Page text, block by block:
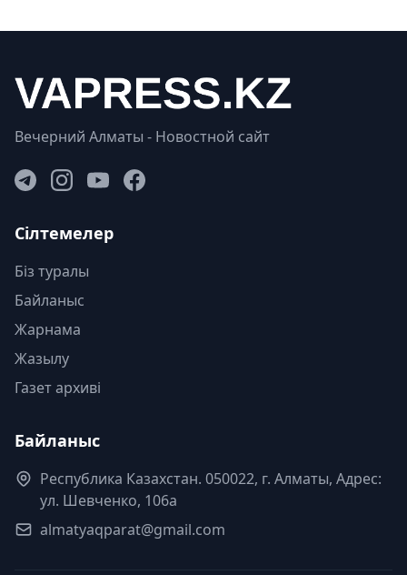
Вечерний Алматы - Новостной сайт
Сілтемелер
Біз туралы
Байланыс
Жарнама
Жазылу
Газет архиві
Байланыс
Республика Казахстан. 050022, г. Алматы, Адрес:
ул. Шевченко, 106а
almatyaqparat@gmail.com